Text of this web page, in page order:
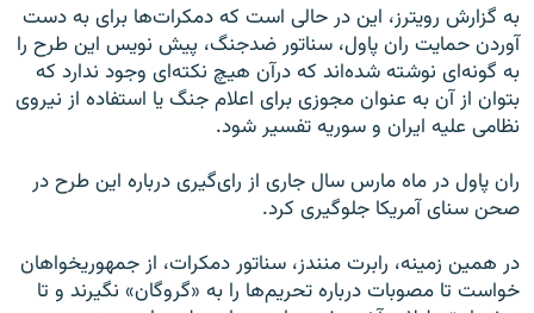
به گزارش رویترز، این در حالی است که دمکرات‌ها برای به دست
آوردن حمایت ران پاول، سناتور ضدجنگ، پیش نویس این طرح را
به گونه‌ای نوشته شده‌اند که درآن هیچ نکته‌ای وجود ندارد که
بتوان از آن به عنوان مجوزی برای اعلام جنگ یا استفاده از نیروی
نظامی علیه ایران و سوریه تفسیر شود.
ران پاول در ماه مارس سال جاری از رای‌گیری درباره این طرح در
صحن سنای آمریکا جلوگیری کرد.
در همین زمینه، رابرت منندز، سناتور دمکرات، از جمهوریخواهان
خواست تا مصوبات درباره تحریم‌ها را به «گروگان» نگیرند و تا